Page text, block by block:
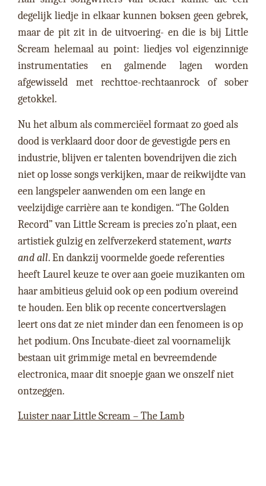
degelijk liedje in elkaar kunnen boksen geen gebrek,
maar de pit zit in de uitvoering- en die is bij Little
Scream helemaal au point: liedjes vol eigenzinnige
instrumentaties en galmende lagen worden
afgewisseld met rechttoe-rechtaanrock of sober
getokkel.
Nu het album als commerciëel formaat zo goed als
dood is verklaard door door de gevestigde pers en
industrie, blijven er talenten bovendrijven die zich
niet op losse songs verkijken, maar de reikwijdte van
een langspeler aanwenden om een lange en
veelzijdige carrière aan te kondigen. “The Golden
Record” van Little Scream is precies zo’n plaat, een
artistiek gulzig en zelfverzekerd statement,warts
and all. En dankzij voormelde goede referenties
heeft Laurel keuze te over aan goeie muzikanten om
haar ambitieus geluid ook op een podium overeind
te houden. Een blik op recente concertverslagen
leert ons dat ze niet minder dan een fenomeen is op
het podium. Ons Incubate-dieet zal voornamelijk
bestaan uit grimmige metal en bevreemdende
electronica, maar dit snoepje gaan we onszelf niet
ontzeggen.
Luister naar Little Scream – The Lamb